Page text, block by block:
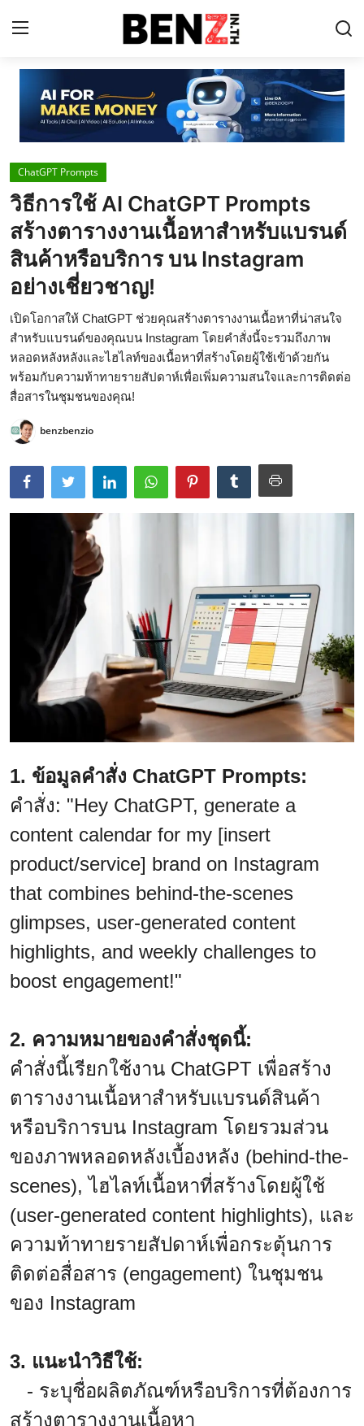
Home
Contact
AI Tools
ChatGPT Prompts
ข่าว AI รอบโลก
ThaiGPT Builder
คอร์สเรียน ChatGPT
ChatGPT Prompts
วิธีการใช้ AI ChatGPT Prompts
สร้างตารางงานเนื้อหาสำหรับแบรนด์
สินค้าหรือบริการ บน Instagram
อย่างเชี่ยวชาญ!
เปิดโอกาสให้ ChatGPT ช่วยคุณสร้างตารางงานเนื้อหาที่น่าสนใจ
สำหรับแบรนด์ของคุณบน Instagram โดยคำสั่งนี้จะรวมถึงภาพ
หลอดหลังหลังและไฮไลท์ของเนื้อหาที่สร้างโดยผู้ใช้เข้าด้วยกัน
พร้อมกับความท้าทายรายสัปดาห์เพื่อเพิ่มความสนใจและการติดต่อ
สื่อสารในชุมชนของคุณ!
benzbenzio
1. ข้อมูลคำสั่ง ChatGPT Prompts:
คำสั่ง: "Hey ChatGPT, generate a
content calendar for my [insert
product/service] brand on Instagram
that combines behind-the-scenes
glimpses, user-generated content
highlights, and weekly challenges to
boost engagement!"
2. ความหมายของคำสั่งชุดนี้:
คำสั่งนี้เรียกใช้งาน ChatGPT เพื่อสร้าง
ตารางงานเนื้อหาสำหรับแบรนด์สินค้า
หรือบริการบน Instagram โดยรวมส่วน
ของภาพหลอดหลังเบื้องหลัง (behind-the-
scenes), ไฮไลท์เนื้อหาที่สร้างโดยผู้ใช้
(user-generated content highlights), และ
ความท้าทายรายสัปดาห์เพื่อกระตุ้นการ
ติดต่อสื่อสาร (engagement) ในชุมชน
ของ Instagram
3. แนะนำวิธีใช้:
- ระบุชื่อผลิตภัณฑ์หรือบริการที่ต้องการ
สร้างตารางงานเนื้อหา